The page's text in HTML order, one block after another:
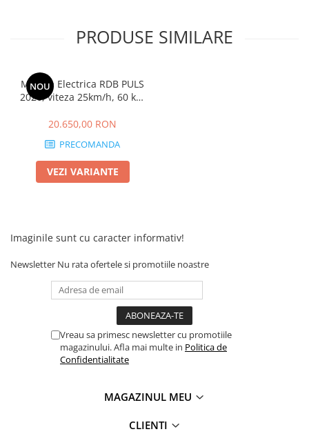
PRODUSE SIMILARE
NOU
Masina Electrica RDB PULS
2026, viteza 25km/h, 60 km
motor 72V
20.650,00 RON
PRECOMANDA
VEZI VARIANTE
Imaginile sunt cu caracter informativ!
Newsletter Nu rata ofertele si promotiile noastre
Vreau sa primesc newsletter cu promotiile
magazinului. Afla mai multe in Politica de
Confidentialitate
MAGAZINUL MEU
CLIENTI